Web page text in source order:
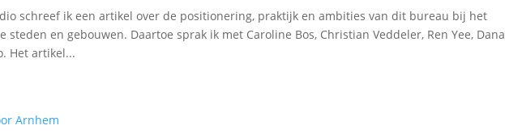
schreef ik een artikel over de positionering, praktijk en ambities van dit bureau bij het
steden en gebouwen. Daartoe sprak ik met Caroline Bos, Christian Veddeler, Ren Yee, Dana
Het artikel...